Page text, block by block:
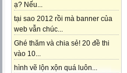
ạ? Nếu...
tại sao 2012 rồi mà banner của
web vẫn chúc...
Ghé thăm và chia sẻ! 20 đề thi
vào 10...
hình vẽ lộn xộn quá luôn...